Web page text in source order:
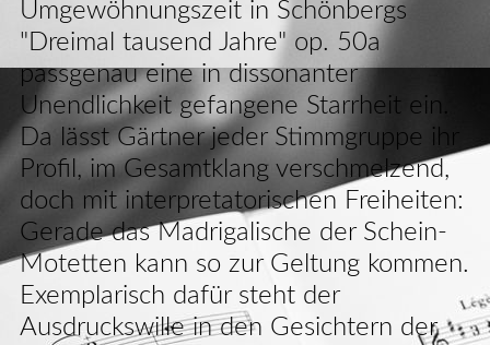
Umgewöhnungszeit in Schönbergs
"Dreimal tausend Jahre" op. 50a
passgenau eine in dissonanter
Unendlichkeit gefangene Starrheit ein.
Da lässt Gärtner jeder Stimmgruppe ihr
Profil, im Gesamtklang verschmelzend,
doch mit interpretatorischen Freiheiten:
Gerade das Madrigalische der Schein-
Motetten kann so zur Geltung kommen.
Exemplarisch dafür steht der
Ausdruckswille in den Gesichtern der